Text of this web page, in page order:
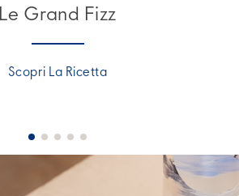
Le Grand Fizz
Scopri La Ricetta